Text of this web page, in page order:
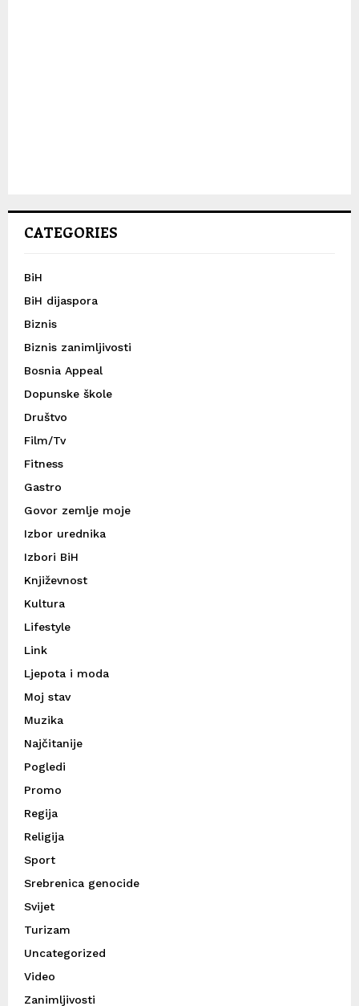
CATEGORIES
BiH
BiH dijaspora
Biznis
Biznis zanimljivosti
Bosnia Appeal
Dopunske škole
Društvo
Film/Tv
Fitness
Gastro
Govor zemlje moje
Izbor urednika
Izbori BiH
Književnost
Kultura
Lifestyle
Link
Ljepota i moda
Moj stav
Muzika
Najčitanije
Pogledi
Promo
Regija
Religija
Sport
Srebrenica genocide
Svijet
Turizam
Uncategorized
Video
Zanimljivosti